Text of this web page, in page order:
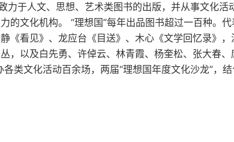
力于人文、思想、艺术类图书的出版，并从事文化
的文化机构。 “理想国”每年出品图书超过一百种。
静《看见》、龙应台《目送》、木心《文学回忆录》
，以及白先勇、许倬云、林青霞、杨奎松、张大春
各类文化活动百余场，两届“理想国年度文化沙龙”，